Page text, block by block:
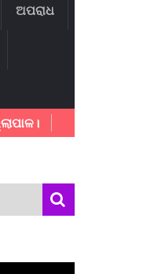
ଅପରାଧ
ଅଂଚଳ ବିକାଶ ନେଇ